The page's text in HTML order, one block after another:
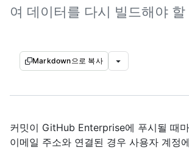
여 데이터를 다시 빌드해야
Markdown으로 복사
커밋이 GitHub Enterprise에 푸시될 때
이메일 주소와 연결된 경우 사용자 계정